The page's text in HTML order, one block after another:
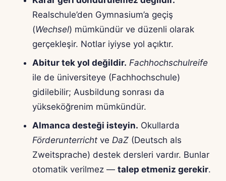
Realschule’den Gymnasium’a geçiş
(Wechsel) mümkündür ve düzenli olarak
gerçekleşir. Notlar iyiyse yol açıktır.
Abitur tek yol değildir. Fachhochschulreife
ile de üniversiteye (Fachhochschule)
gidilebilir; Ausbildung sonrası da
yükseköğrenim mümkündür.
Almanca desteği isteyin. Okullarda
Förderunterricht ve DaZ (Deutsch als
Zweitsprache) destek dersleri vardır. Bunlar
otomatik verilmez — talep etmeniz gerekir.